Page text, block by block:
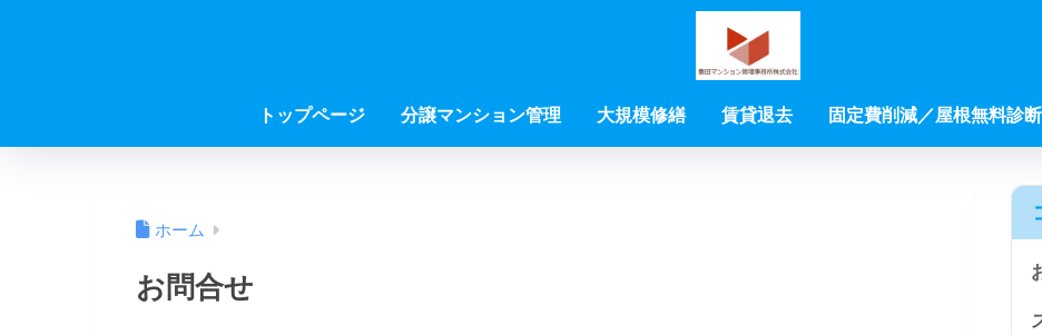
トップページ 分譲マンション管理 大規模修繕 賃貸退去 固定費削減／屋根無料診断
ホーム
お問合せ